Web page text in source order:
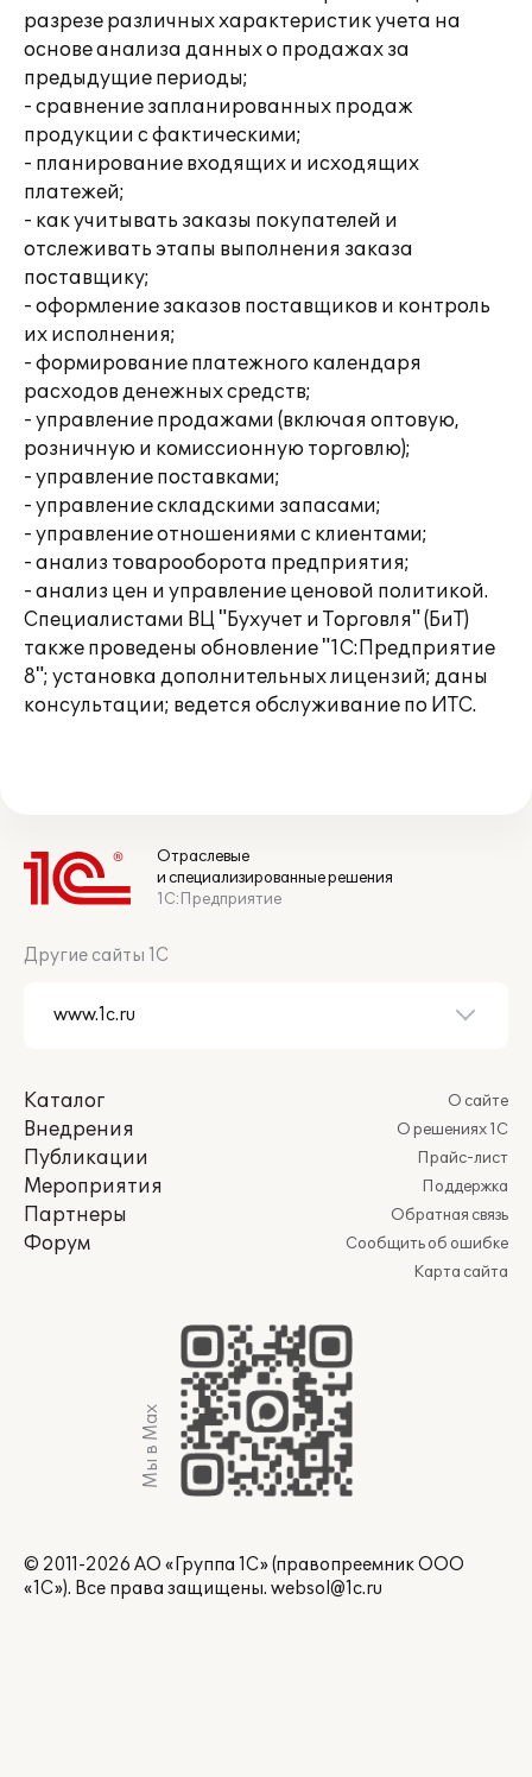
разрезе различных характеристик учета на
основе анализа данных о продажах за
предыдущие периоды;
- сравнение запланированных продаж
продукции с фактическими;
- планирование входящих и исходящих
платежей;
- как учитывать заказы покупателей и
отслеживать этапы выполнения заказа
поставщику;
- оформление заказов поставщиков и контроль
их исполнения;
- формирование платежного календаря
расходов денежных средств;
- управление продажами (включая оптовую,
розничную и комиссионную торговлю);
- управление поставками;
- управление складскими запасами;
- управление отношениями с клиентами;
- анализ товарооборота предприятия;
- анализ цен и управление ценовой политикой.
Специалистами ВЦ "Бухучет и Торговля" (БиТ)
также проведены обновление "1С:Предприятие
8"; установка дополнительных лицензий; даны
консультации; ведется обслуживание по ИТС.
Отраслевые
и специализированные решения
1С:Предприятие
Другие сайты 1С
Каталог
Внедрения
Публикации
Мероприятия
Партнеры
Форум
О сайте
О решениях 1С
Прайс-лист
Поддержка
Обратная связь
Сообщить об ошибке
Карта сайта
Мы в Max
© 2011-2026 АО «Группа 1С» (правопреемник ООО
«1С»). Все права защищены. websol@1c.ru